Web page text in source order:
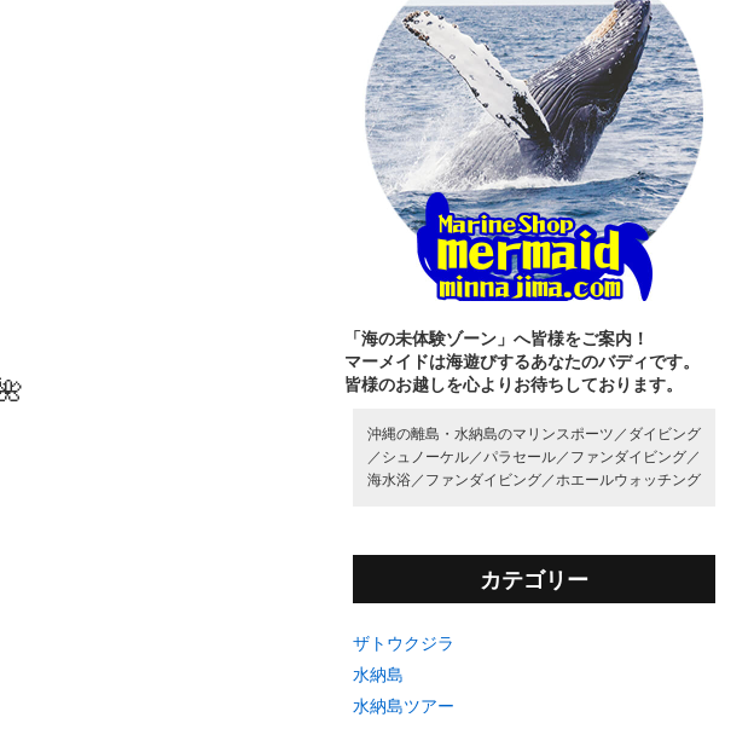
「海の未体験ゾーン」へ皆様をご案内！
マーメイドは海遊びするあなたのバディです。
皆様のお越しを心よりお待ちしております。
沖縄の離島・水納島のマリンスポーツ／ ダイビング
／ シュノーケル／ パラセール／ ファンダイビング／
海水浴／ ファンダイビング／ ホエールウォッチング
カテゴリー
ザトウクジラ
水納島
水納島ツアー